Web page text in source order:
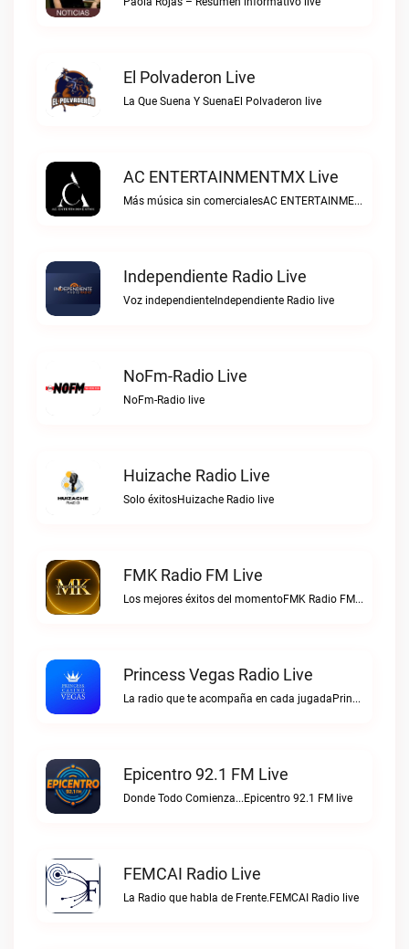
El Polvaderon Live
La Que Suena Y SuenaEl Polvaderon live
AC ENTERTAINMENTMX Live
Más música sin comercialesAC ENTERTAINMENTMX live
Independiente Radio Live
Voz independienteIndependiente Radio live
NoFm-Radio Live
NoFm-Radio live
Huizache Radio Live
Solo éxitosHuizache Radio live
FMK Radio FM Live
Los mejores éxitos del momentoFMK Radio FM live
Princess Vegas Radio Live
La radio que te acompaña en cada jugadaPrincess Vegas Radio live
Epicentro 92.1 FM Live
Donde Todo Comienza...Epicentro 92.1 FM live
FEMCAI Radio Live
La Radio que habla de Frente.FEMCAI Radio live